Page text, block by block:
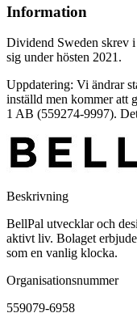
Information
Dividend Sweden skrev
sig under hösten 2021.
Uppdatering: Vi ändrar
inställd men kommer att
1 AB (559274-9997).
Beskrivning
BellPal utvecklar och
aktivt liv. Bolaget
som en vanlig klocka.
Organisationsnummer
559079-6958